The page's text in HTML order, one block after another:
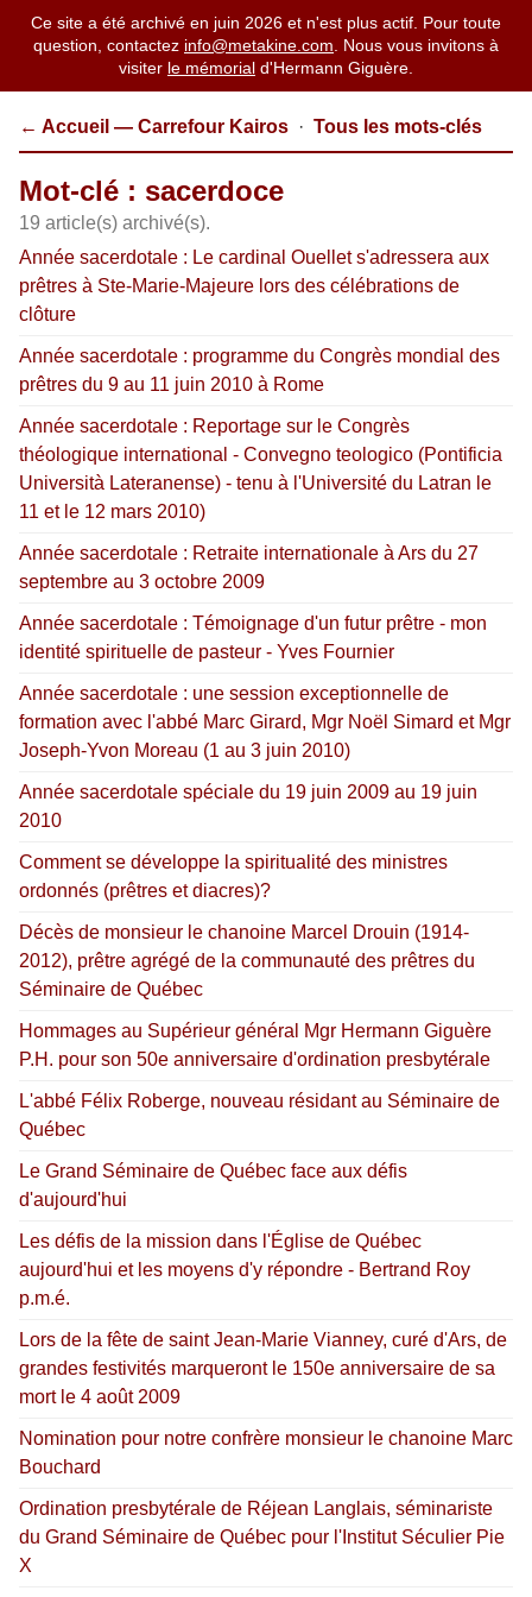
Ce site a été archivé en juin 2026 et n'est plus actif. Pour toute
question, contactez info@metakine.com . Nous vous invitons à
visiter le mémorial d'Hermann Giguère.
← Accueil — Carrefour Kairos · Tous les mots-clés
Mot-clé : sacerdoce
19 article(s) archivé(s).
Année sacerdotale : Le cardinal Ouellet s'adressera aux
prêtres à Ste-Marie-Majeure lors des célébrations de
clôture
Année sacerdotale : programme du Congrès mondial des
prêtres du 9 au 11 juin 2010 à Rome
Année sacerdotale : Reportage sur le Congrès
théologique international - Convegno teologico (Pontificia
Università Lateranense) - tenu à l'Université du Latran le
11 et le 12 mars 2010)
Année sacerdotale : Retraite internationale à Ars du 27
septembre au 3 octobre 2009
Année sacerdotale : Témoignage d'un futur prêtre - mon
identité spirituelle de pasteur - Yves Fournier
Année sacerdotale : une session exceptionnelle de
formation avec l'abbé Marc Girard, Mgr Noël Simard et Mgr
Joseph-Yvon Moreau (1 au 3 juin 2010)
Année sacerdotale spéciale du 19 juin 2009 au 19 juin
2010
Comment se développe la spiritualité des ministres
ordonnés (prêtres et diacres)?
Décès de monsieur le chanoine Marcel Drouin (1914-
2012), prêtre agrégé de la communauté des prêtres du
Séminaire de Québec
Hommages au Supérieur général Mgr Hermann Giguère
P.H. pour son 50e anniversaire d'ordination presbytérale
L'abbé Félix Roberge, nouveau résidant au Séminaire de
Québec
Le Grand Séminaire de Québec face aux défis
d'aujourd'hui
Les défis de la mission dans l'Église de Québec
aujourd'hui et les moyens d'y répondre - Bertrand Roy
p.m.é.
Lors de la fête de saint Jean-Marie Vianney, curé d'Ars, de
grandes festivités marqueront le 150e anniversaire de sa
mort le 4 août 2009
Nomination pour notre confrère monsieur le chanoine Marc
Bouchard
Ordination presbytérale de Réjean Langlais, séminariste
du Grand Séminaire de Québec pour l'Institut Séculier Pie
X